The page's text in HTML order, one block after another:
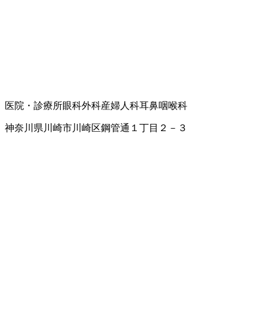
医院・診療所眼科外科産婦人科耳鼻咽喉科
神奈川県川崎市川崎区鋼管通１丁目２－３